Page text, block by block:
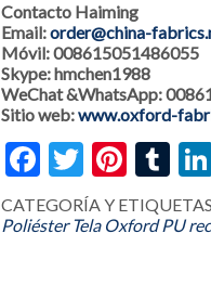
Contacto Haiming
Email:order@china-
Móvil: 008615051486055
Skype: hmchen1988
WeChat &WhatsApp:
Sitio web:www.oxford-
Facebook
Twitter
CATEGORÍA Y
Poliéster Tela Oxford PU